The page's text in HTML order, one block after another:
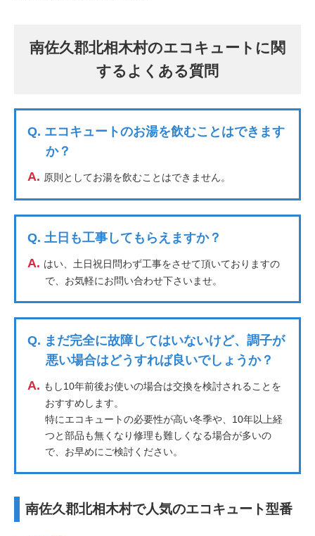
南佐久郡北相木村のエコキュートに関
するよくある質問
Q. エコキュートのお湯を飲むことはできます
か？
A. 原則としてお湯を飲むことはできません。
Q. 土日も工事してもらえますか？
A. はい、土日祝日問わず工事をさせて頂いておりますの
で、お気軽にお問い合わせ下さいませ。
Q. まだ完全に故障してはいないけど、調子が
悪い場合はどうすれば良いでしょうか？
A. もし10年前後お使いの場合は交換を検討されることを
おすすめします。
特にエコキュートの必要性が高い冬季や、10年以上経
つと部品も無くなり修理も難しくなる場合が多いの
で、お早めにご検討ください。
南佐久郡北相木村で人気のエコキュート型番